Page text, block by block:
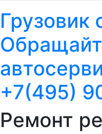
Грузовик
+7(495)
Ремонт